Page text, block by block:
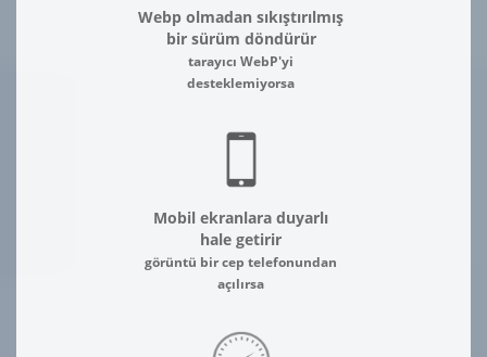
Webp olmadan sıkıştırılmış
bir sürüm döndürür
tarayıcı WebP'yi
desteklemiyorsa
Mobil ekranlara duyarlı
hale getirir
görüntü bir cep telefonundan
açılırsa